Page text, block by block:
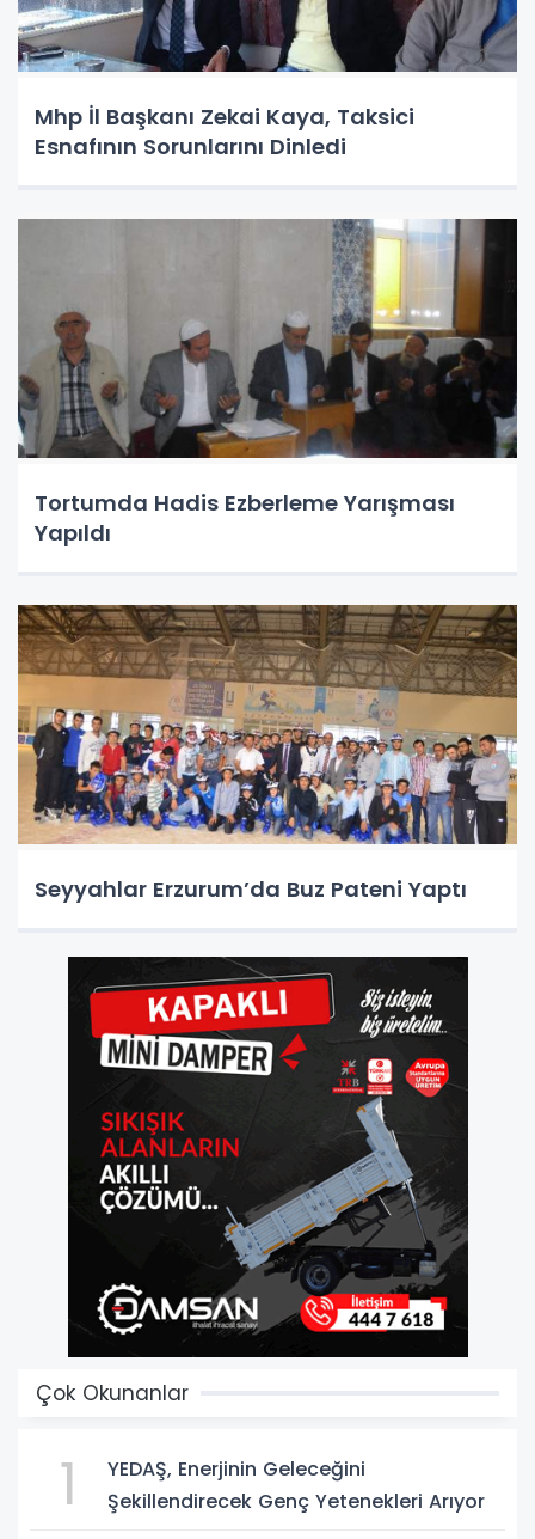
Mhp İl Başkanı Zekai Kaya, Taksici
Esnafının Sorunlarını Dinledi
Tortumda Hadis Ezberleme Yarışması
Yapıldı
Seyyahlar Erzurum’da Buz Pateni Yaptı
Çok Okunanlar
1
YEDAŞ, Enerjinin Geleceğini
Şekillendirecek Genç Yetenekleri Arıyor